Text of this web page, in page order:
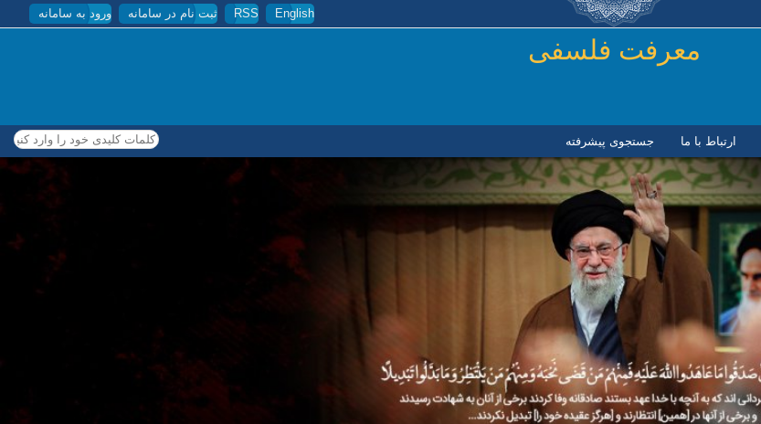
رفتن به محتوای اصلی English
RSS ثبت نام در سامانه ورود به سامانه
معرفت فلسفی
ارتباط با ما جستجوی پیشرفته کلمات کلیدی خود را وارد کنید